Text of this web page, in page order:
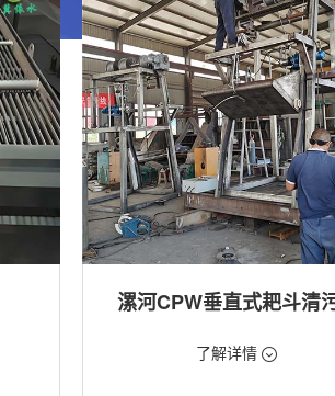
漯河CPW垂直式耙斗清
价格：5268元/台了解详情